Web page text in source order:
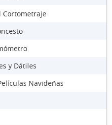
Cortometraje
y Dátiles
Navideñas